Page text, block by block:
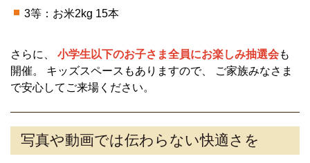
3等：お米2kg 15本
さらに、 小学生以下のお子さま全員にお楽しみ抽選会も
開催。 キッズスペースもありますので、 ご家族みなさま
で安心してご来場ください。
写真や動画では伝わらない快適さを